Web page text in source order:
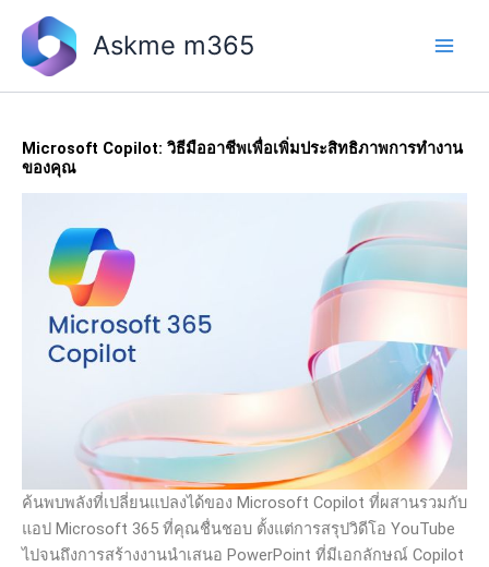
content
Askme m365
Microsoft Copilot: วิธีมืออาชีพเพื่อเพิ่มประสิทธิภาพการทำงาน
ของคุณ
ค้นพบพลังที่เปลี่ยนแปลงได้ของ Microsoft Copilot ที่ผสานรวมกับ
แอป Microsoft 365 ที่คุณชื่นชอบ ตั้งแต่การสรุปวิดีโอ YouTube
ไปจนถึงการสร้างงานนำเสนอ PowerPoint ที่มีเอกลักษณ์ Copilot